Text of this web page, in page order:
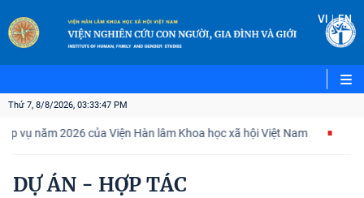
VI |EN
Thứ 7, 8/8/2026, 03:33:48 PM
2026 của Viện Hàn lâm Khoa học xã hội Việt Nam Kế
DỰ ÁN - HỢP TÁC